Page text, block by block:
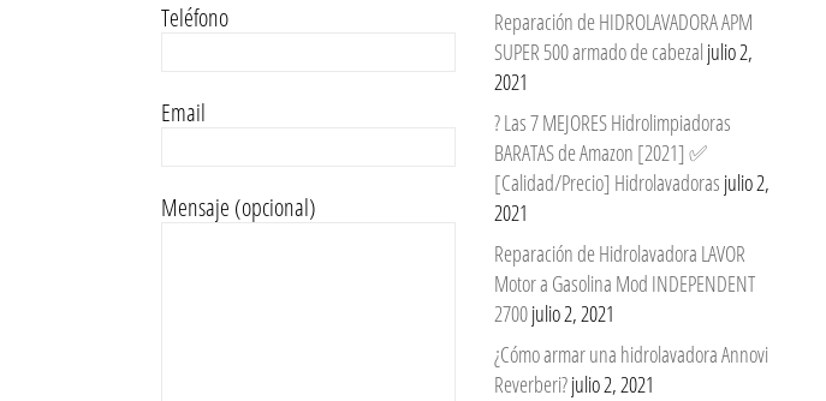
Teléfono
Email
Mensaje (opcional)
Reparación de HIDROLAVADORA APM
SUPER 500 armado de cabezal julio 2,
2021
? Las 7 MEJORES Hidrolimpiadoras
BARATAS de Amazon [2021] ✅
[Calidad/Precio] Hidrolavadoras julio 2,
2021
Reparación de Hidrolavadora LAVOR
Motor a Gasolina Mod INDEPENDENT
2700julio 2, 2021
¿Cómo armar una hidrolavadora Annovi
Reverberi?julio 2, 2021